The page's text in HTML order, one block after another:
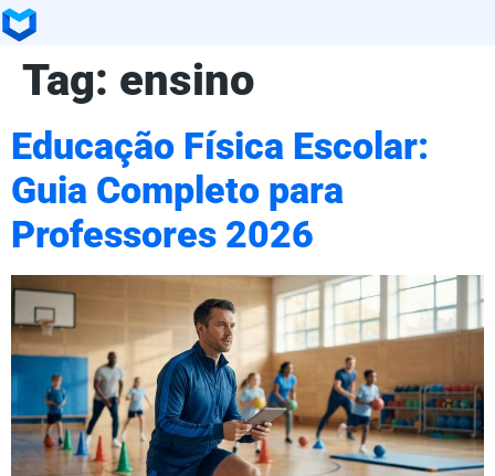
Tag: ensino
Educação Física Escolar:
Guia Completo para
Professores 2026